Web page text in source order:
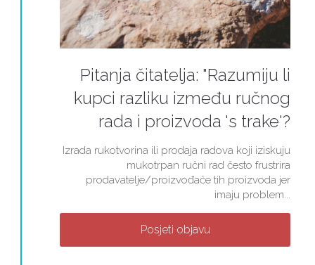
Pitanja čitatelja: "Razumiju li
kupci razliku između ručnog
rada i proizvoda 's trake'?
Izrada rukotvorina ili prodaja radova koji iziskuju
mukotrpan ručni rad često frustrira
prodavatelje/proizvođače tih proizvoda jer
imaju problem...
Posjeti objavu